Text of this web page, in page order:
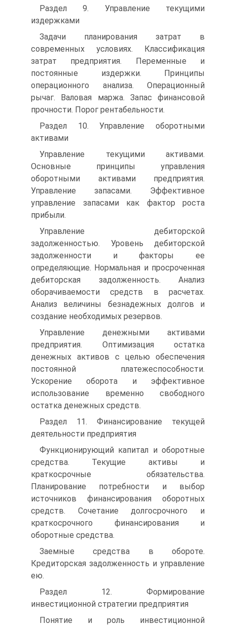
Раздел 9. Управление текущими
издержками
Задачи планирования затрат в
современных условиях. Классификация
затрат предприятия. Переменные и
постоянные издержки. Принципы
операционного анализа. Операционный
рычаг. Валовая маржа. Запас финансовой
прочности. Порог рентабельности.
Раздел 10. Управление оборотными
активами
Управление текущими активами.
Основные принципы управления
оборотными активами предприятия.
Управление запасами. Эффективное
управление запасами как фактор роста
прибыли.
Управление дебиторской
задолженностью. Уровень дебиторской
задолженности и факторы ее
определяющие. Нормальная и просроченная
дебиторская задолженность. Анализ
оборачиваемости средств в расчетах.
Анализ величины безнадежных долгов и
создание необходимых резервов.
Управление денежными активами
предприятия. Оптимизация остатка
денежных активов с целью обеспечения
постоянной платежеспособности.
Ускорение оборота и эффективное
использование временно свободного
остатка денежных средств.
Раздел 11. Финансирование текущей
деятельности предприятия
Функционирующий капитал и оборотные
средства. Текущие активы и
краткосрочные обязательства.
Планирование потребности и выбор
источников финансирования оборотных
средств. Сочетание долгосрочного и
краткосрочного финансирования и
оборотные средства.
Заемные средства в обороте.
Кредиторская задолженность и управление
ею.
Раздел 12. Формирование
инвестиционной стратегии предприятия
Понятие и роль инвестиционной